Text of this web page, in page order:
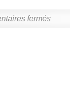
fermés